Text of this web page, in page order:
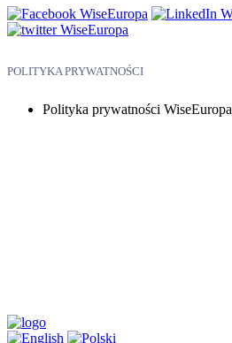
POLITYKA PRYWATNOŚCI
Polityka prywatności WiseEuropa